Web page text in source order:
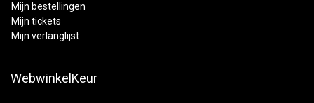
Mijn bestellingen
Mijn tickets
Mijn verlanglijst
WebwinkelKeur